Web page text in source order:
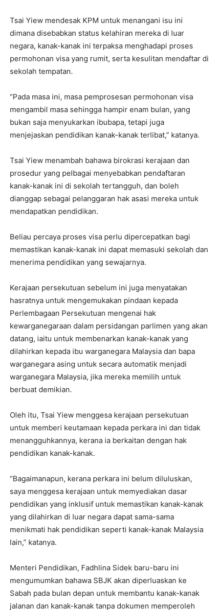
Tsai Yiew mendesak KPM untuk menangani isu ini
dimana disebabkan status kelahiran mereka di luar
negara, kanak-kanak ini terpaksa menghadapi proses
permohonan visa yang rumit, serta kesulitan mendaftar di
sekolah tempatan.
“Pada masa ini, masa pemprosesan permohonan visa
mengambil masa sehingga hampir enam bulan, yang
bukan saja menyukarkan ibubapa, tetapi juga
menjejaskan pendidikan kanak-kanak terlibat,” katanya.
Tsai Yiew menambah bahawa birokrasi kerajaan dan
prosedur yang pelbagai menyebabkan pendaftaran
kanak-kanak ini di sekolah tertangguh, dan boleh
dianggap sebagai pelanggaran hak asasi mereka untuk
mendapatkan pendidikan.
Beliau percaya proses visa perlu dipercepatkan bagi
memastikan kanak-kanak ini dapat memasuki sekolah dan
menerima pendidikan yang sewajarnya.
Kerajaan persekutuan sebelum ini juga menyatakan
hasratnya untuk mengemukakan pindaan kepada
Perlembagaan Persekutuan mengenai hak
kewarganegaraan dalam persidangan parlimen yang akan
datang, iaitu untuk membenarkan kanak-kanak yang
dilahirkan kepada ibu warganegara Malaysia dan bapa
warganegara asing untuk secara automatik menjadi
warganegara Malaysia, jika mereka memilih untuk
berbuat demikian.
Oleh itu, Tsai Yiew menggesa kerajaan persekutuan
untuk memberi keutamaan kepada perkara ini dan tidak
menangguhkannya, kerana ia berkaitan dengan hak
pendidikan kanak-kanak.
“Bagaimanapun, kerana perkara ini belum diluluskan,
saya menggesa kerajaan untuk memyediakan dasar
pendidikan yang inklusif untuk memastikan kanak-kanak
yang dilahirkan di luar negara dapat sama-sama
menikmati hak pendidikan seperti kanak-kanak Malaysia
lain,” katanya.
Menteri Pendidikan, Fadhlina Sidek baru-baru ini
mengumumkan bahawa SBJK akan diperluaskan ke
Sabah pada bulan depan untuk membantu kanak-kanak
jalanan dan kanak-kanak tanpa dokumen memperoleh